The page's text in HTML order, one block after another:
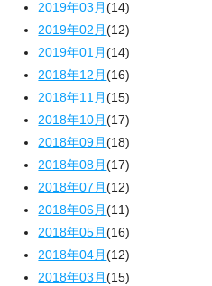
2019年03月(14)
2019年02月(12)
2019年01月(14)
2018年12月(16)
2018年11月(15)
2018年10月(17)
2018年09月(18)
2018年08月(17)
2018年07月(12)
2018年06月(11)
2018年05月(16)
2018年04月(12)
2018年03月(15)